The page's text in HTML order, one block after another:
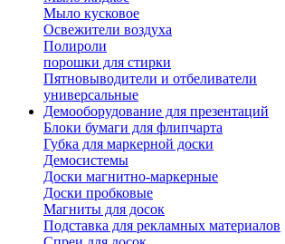
Мыло кусковое
Освежители воздуха
Полироли
порошки для стирки
Пятновыводители и отбеливатели
универсальные
Демооборудование для презентаций
Блоки бумаги для флипчарта
Губка для маркерной доски
Демосистемы
Доски магнитно-маркерные
Доски пробковые
Магниты для досок
Подставка для рекламных материалов